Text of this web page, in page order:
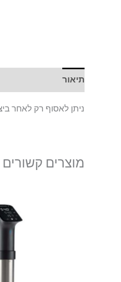
תיאור
ניתן לאסוף רק לאחר
מוצרים קשורים